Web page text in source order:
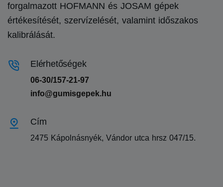
forgalmazott HOFMANN és JOSAM gépek
értékesítését, szervízelését, valamint időszakos
kalibrálását.
Elérhetőségek
06-30/157-21-97
info@gumisgepek.hu
Cím
2475 Kápolnásnyék, Vándor utca hrsz 047/15.